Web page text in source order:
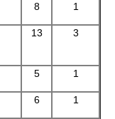
8 1
13 3
5 1
6 1